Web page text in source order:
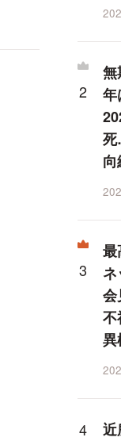
無
年
向
最
ネ
会
不
異
近